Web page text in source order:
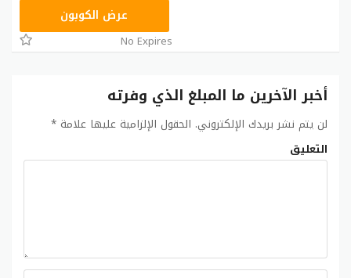
عرض الكوبون
No Expires
أخبر الآخرين ما المبلغ الذي وفرته
لن يتم نشر بريدك الإلكتروني. الحقول الإلزامية عليها علامة *
التعليق